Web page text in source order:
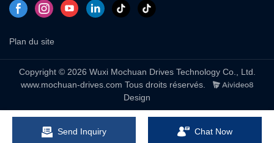
Plan du site
Copyright © 2026 Wuxi Mochuan Drives Technology Co., Ltd.
www.mochuan-drives.com Tous droits réservés.
Design
Send Inquiry Chat Now